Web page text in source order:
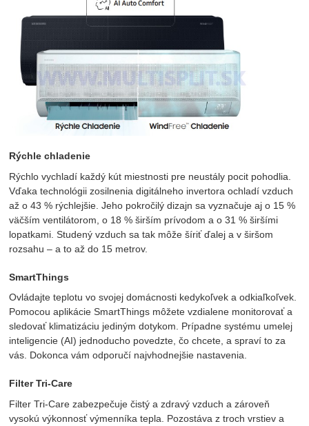
Rýchle chladenie
Rýchlo vychladí každý kút miestnosti pre neustály pocit pohodlia.
Vďaka technológii zosilnenia digitálneho invertora ochladí vzduch
až o 43 % rýchlejšie. Jeho pokročilý dizajn sa vyznačuje aj o 15 %
väčším ventilátorom, o 18 % širším prívodom a o 31 % širšími
lopatkami. Studený vzduch sa tak môže šíriť ďalej a v širšom
rozsahu – a to až do 15 metrov.
SmartThings
Ovládajte teplotu vo svojej domácnosti kedykoľvek a odkiaľkoľvek.
Pomocou aplikácie SmartThings môžete vzdialene monitorovať a
sledovať klimatizáciu jediným dotykom. Prípadne systému umelej
inteligencie (AI) jednoducho povedzte, čo chcete, a spraví to za
vás. Dokonca vám odporučí najvhodnejšie nastavenia.
Filter Tri-Care
Filter Tri-Care zabezpečuje čistý a zdravý vzduch a zároveň
vysokú výkonnosť výmenníka tepla. Pozostáva z troch vrstiev a